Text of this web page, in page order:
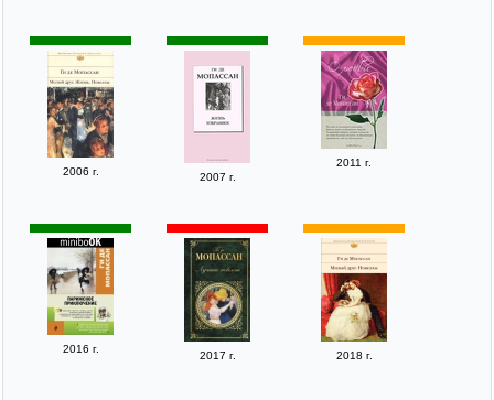
2006 г. 2007 г.
2011 г.
2016 г.
2017 г. 2018 г.